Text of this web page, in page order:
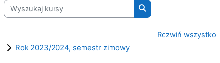
Wyszukaj kursy
Wyszukaj kursy
Rozwiń wszystko
Rok 2023/2024, semestr zimowy